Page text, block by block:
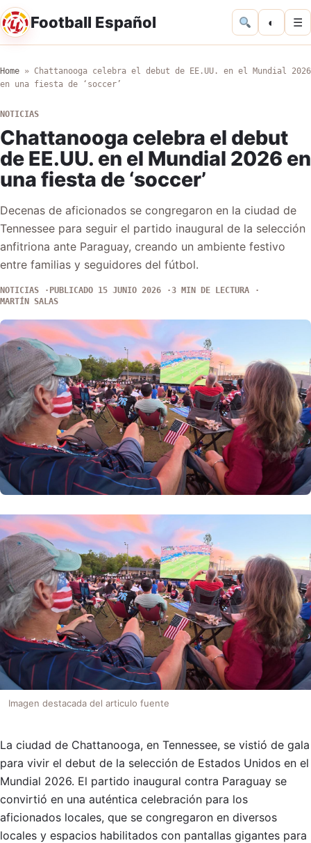
Football Español ◐ ☰
Home » Chattanooga celebra el debut de EE.UU. en el Mundial 2026
en una fiesta de ‘soccer’
NOTICIAS
Chattanooga celebra el debut
de EE.UU. en el Mundial 2026 en
una fiesta de ‘soccer’
Decenas de aficionados se congregaron en la ciudad de
Tennessee para seguir el partido inaugural de la selección
anfitriona ante Paraguay, creando un ambiente festivo
entre familias y seguidores del fútbol.
NOTICIAS PUBLICADO 15 JUNIO 2026
3 MIN DE LECTURA
MARTÍN SALAS
Imagen destacada del articulo fuente
La ciudad de Chattanooga, en Tennessee, se vistió de gala
para vivir el debut de la selección de Estados Unidos en el
Mundial 2026. El partido inaugural contra Paraguay se
convirtió en una auténtica celebración para los
aficionados locales, que se congregaron en diversos
locales y espacios habilitados con pantallas gigantes para